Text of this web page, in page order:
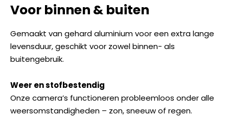
Voor binnen & buiten
Gemaakt van gehard aluminium voor een extra lange
levensduur, geschikt voor zowel binnen- als
buitengebruik.
Weer en stofbestendig
Onze camera’s functioneren probleemloos onder alle
weersomstandigheden – zon, sneeuw of regen.